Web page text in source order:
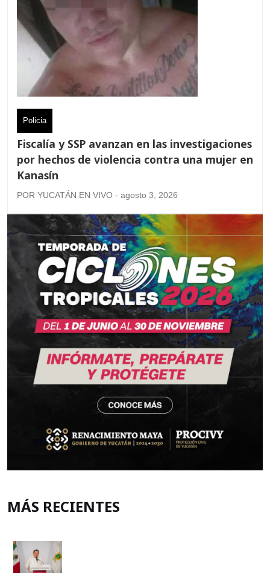
Policia
Fiscalía y SSP avanzan en las investigaciones
por hechos de violencia contra una mujer en
Kanasín
POR YUCATÁN EN VIVO - agosto 3, 2026
MÁS RECIENTES